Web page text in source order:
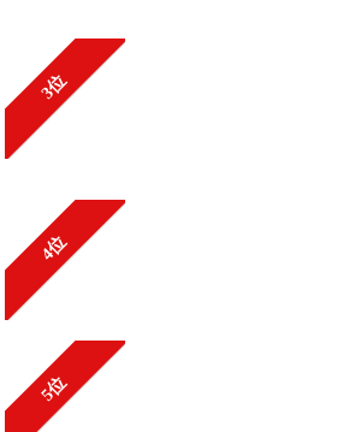
3位
4位
5位